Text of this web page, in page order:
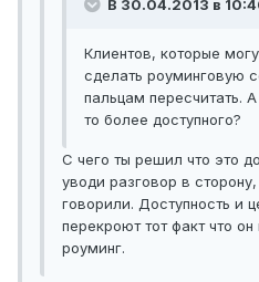
В 30.04.2013 в
Клиентов, которые
сделать роуминговую
пальцам пересчитать.
то более доступного?
С чего ты решил что это
уводи разговор в
говорили. Доступность и
перекроют тот факт что
роуминг.